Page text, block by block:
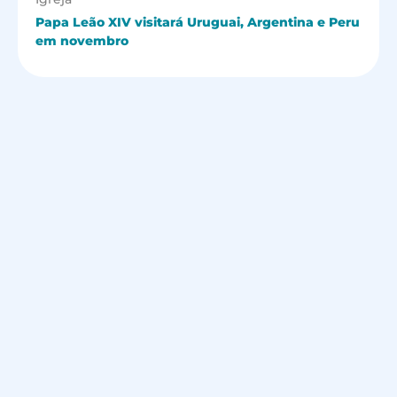
Papa Leão XIV visitará Uruguai, Argentina e Peru
em novembro